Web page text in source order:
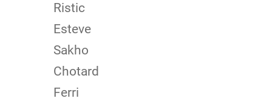
Ristic
Esteve
Sakho
Chotard
Ferri